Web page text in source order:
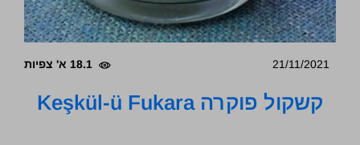
21/11/2021 18.1 א' צפיות
קשקול פוקרה Keşkül-ü Fukara